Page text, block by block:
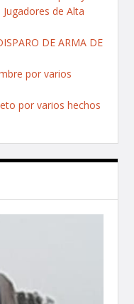
de Alta
DE ARMA DE
por varios
por varios hechos